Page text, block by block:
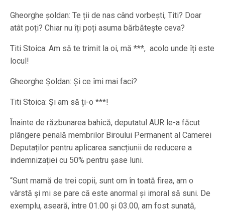
Gheorghe șoldan: Te ții de nas când vorbești, Titi? Doar
atât poți? Chiar nu îți poți asuma bărbătește ceva?
Titi Stoica: Am să te trimit la oi, mă ***, acolo unde îți este
locul!
Gheorghe Șoldan: Și ce îmi mai faci?
Titi Stoica: Și am să ți-o ***!
Înainte de răzbunarea bahică, deputatul AUR le-a făcut
plângere penală membrilor Biroului Permanent al Camerei
Deputaților pentru aplicarea sancțiunii de reducere a
indemnizației cu 50% pentru șase luni.
“Sunt mamă de trei copii, sunt om în toată firea, am o
vârstă și mi se pare că este anormal și imoral să suni. De
exemplu, aseară, între 01.00 și 03.00, am fost sunată,